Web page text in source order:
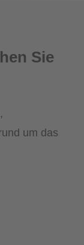
Sie
um das